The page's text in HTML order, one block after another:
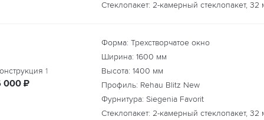
Стеклопакет: 2-камерный стеклопакет, 32
1
000 руб.
₽
Форма: Трехстворчатое окно
Ширина: 1600 мм
Высота: 1400 мм
Профиль: Rehau Blitz New
Фурнитура: Siegenia Favorit
Стеклопакет: 2-камерный стеклопакет, 32